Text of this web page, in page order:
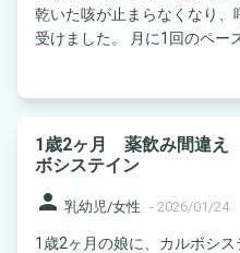
乾いた咳が止まらなくなり
受けました。 月に1回のペース
1歳2ヶ月 薬飲み間違え
ボシステイン
person 乳幼児/女性 - 2026/01/24
1歳2ヶ月の娘に、カルボシ